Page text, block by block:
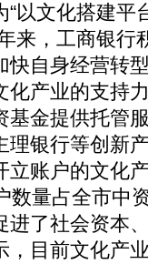
以文化搭建平
来，工商银行
自身经营转
产业的支持
金提供托管
银行等创新
账户的文化
数量占全市中
进了社会资本
目前文化产